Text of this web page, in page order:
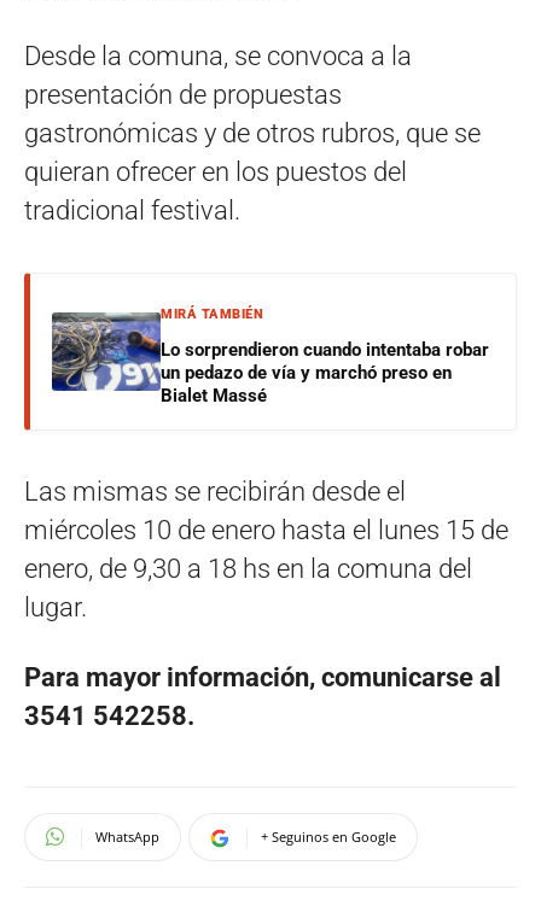
Desde la comuna, se convoca a la
presentación de propuestas
gastronómicas y de otros rubros, que se
quieran ofrecer en los puestos del
tradicional festival.
MIRÁ TAMBIÉN
Lo sorprendieron cuando intentaba robar
un pedazo de vía y marchó preso en
Bialet Massé
Las mismas se recibirán desde el
miércoles 10 de enero hasta el lunes 15 de
enero, de 9,30 a 18 hs en la comuna del
lugar.
Para mayor información, comunicarse al
3541 542258.
WhatsApp + Seguinos en Google